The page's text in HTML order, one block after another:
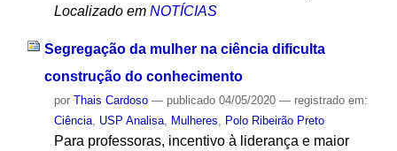
Localizado em NOTÍCIAS
Segregação da mulher na ciência dificulta
construção do conhecimento
por Thais Cardoso — publicado04/05/2020 — registrado em:
Ciência, USP Analisa, Mulheres Polo Ribeirão Preto
Para professoras, incentivo à liderança e maior